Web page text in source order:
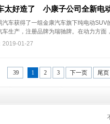
太好造了 小康子公司全新电
汽车获得了一组金康汽车旗下纯电动
车生产，注册品牌为瑞驰牌。在动力方面
2019-01-27
39 1 2 3 下一页 尾页